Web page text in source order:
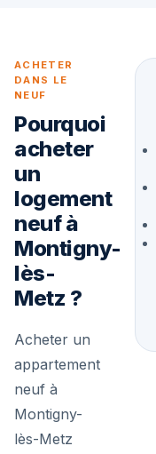
ACHETER
DANS LE
NEUF
Pourquoi
acheter
un
logement
neuf à
Montigny-
lès-
Metz ?
Acheter un
appartement
neuf à
Montigny-
lès-Metz